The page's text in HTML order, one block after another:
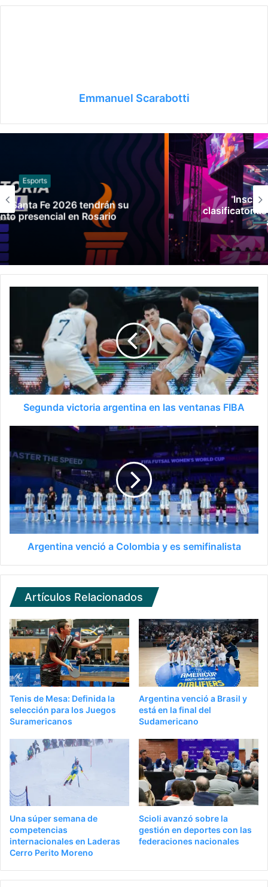
Emmanuel Scarabotti
Inscripciones abiertas para las
clasificatorias argentinas de Esports rumbo
a Santa Fe 2026
Segunda victoria argentina en las ventanas FIBA
Argentina venció a Colombia y es semifinalista
Artículos Relacionados
Tenis de Mesa: Definida la
selección para los Juegos
Suramericanos
Argentina venció a Brasil y
está en la final del
Sudamericano
Una súper semana de
competencias
internacionales en Laderas
Cerro Perito Moreno
Scioli avanzó sobre la
gestión en deportes con las
federaciones nacionales